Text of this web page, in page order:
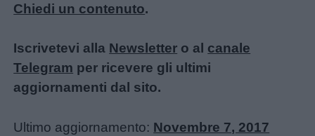
Chiedi un contenuto.
Iscrivetevi alla Newsletter o al canale
Telegram per ricevere gli ultimi
aggiornamenti dal sito.
Ultimo aggiornamento: Novembre 7, 2017